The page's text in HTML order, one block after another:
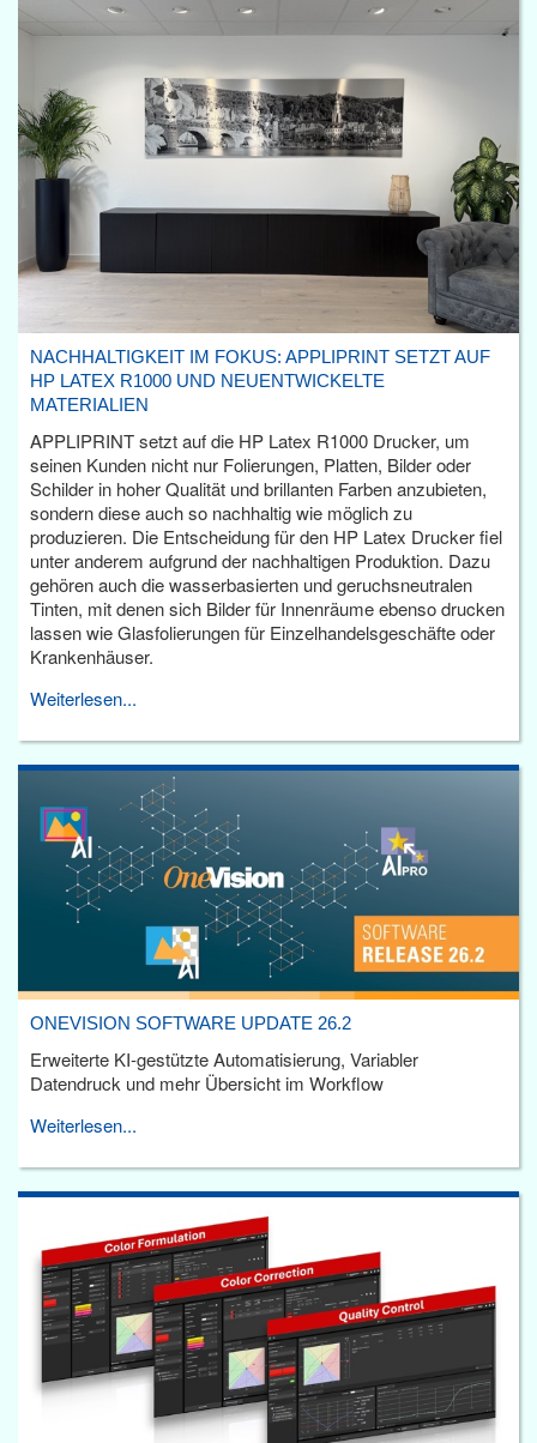
NACHHALTIGKEIT IM FOKUS: APPLIPRINT SETZT AUF
HP LATEX R1000 UND NEUENTWICKELTE
MATERIALIEN
APPLIPRINT setzt auf die HP Latex R1000 Drucker, um
seinen Kunden nicht nur Folierungen, Platten, Bilder oder
Schilder in hoher Qualität und brillanten Farben anzubieten,
sondern diese auch so nachhaltig wie möglich zu
produzieren. Die Entscheidung für den HP Latex Drucker fiel
unter anderem aufgrund der nachhaltigen Produktion. Dazu
gehören auch die wasserbasierten und geruchsneutralen
Tinten, mit denen sich Bilder für Innenräume ebenso drucken
lassen wie Glasfolierungen für Einzelhandelsgeschäfte oder
Krankenhäuser.
Weiterlesen...
ONEVISION SOFTWARE UPDATE 26.2
Erweiterte KI-gestützte Automatisierung, Variabler
Datendruck und mehr Übersicht im Workflow
Weiterlesen...